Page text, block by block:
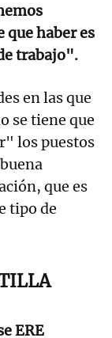
que haber es
trabajo".
en las que
se tiene que
los puestos
que es
tipo de
ERE